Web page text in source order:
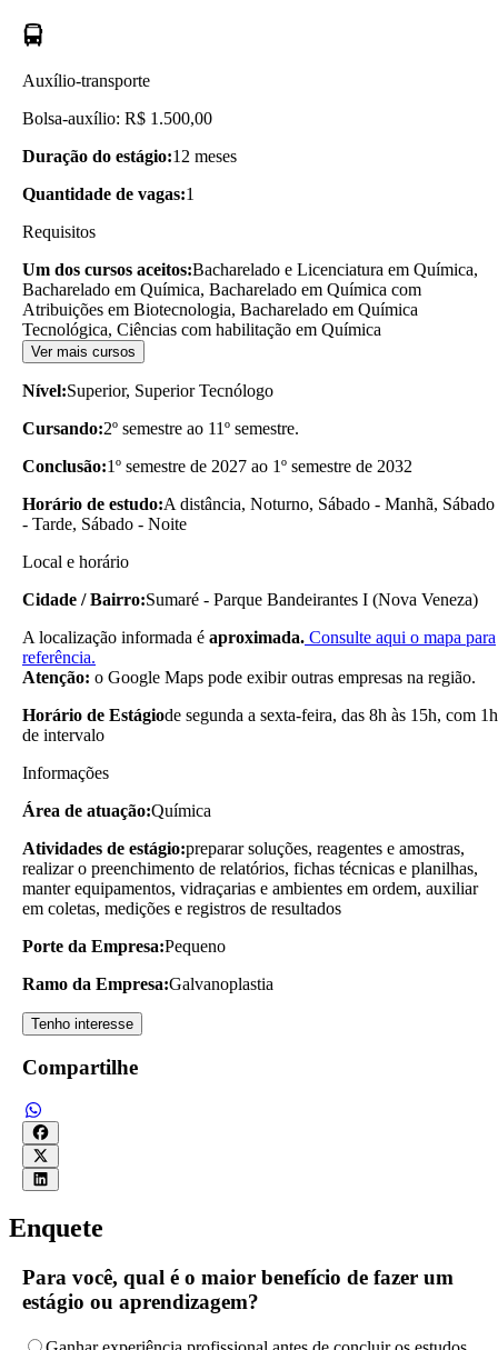
Auxílio-transporte
Bolsa-auxílio: R$ 1.500,00
Duração do estágio:12 meses
Quantidade de vagas:1
Requisitos
Um dos cursos aceitos:Bacharelado e Licenciatura em Química,
Bacharelado em Química, Bacharelado em Química com
Atribuições em Biotecnologia, Bacharelado em Química
Tecnológica, Ciências com habilitação em Química
Ver mais cursos
Nível:Superior, Superior Tecnólogo
Cursando:2º semestre ao 11º semestre.
Conclusão:1º semestre de 2027 ao 1º semestre de 2032
Horário de estudo:A distância, Noturno, Sábado - Manhã, Sábado
- Tarde, Sábado - Noite
Local e horário
Cidade / Bairro:Sumaré - Parque Bandeirantes I (Nova Veneza)
A localização informada é aproximada. Consulte aqui o mapa para
referência.
Atenção: o Google Maps pode exibir outras empresas na região.
Horário de Estágiode segunda a sexta-feira, das 8h às 15h, com 1h
de intervalo
Informações
Área de atuação:Química
Atividades de estágio:preparar soluções, reagentes e amostras,
realizar o preenchimento de relatórios, fichas técnicas e planilhas,
manter equipamentos, vidraçarias e ambientes em ordem, auxiliar
em coletas, medições e registros de resultados
Porte da Empresa:Pequeno
Ramo da Empresa:Galvanoplastia
Tenho interesse
Compartilhe
Enquete
Para você, qual é o maior benefício de fazer um
estágio ou aprendizagem?